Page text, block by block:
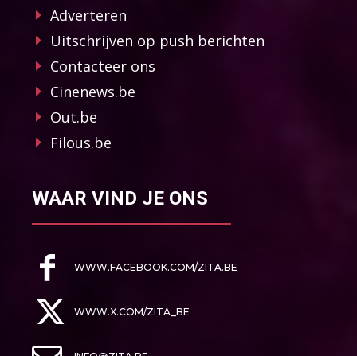
Adverteren
Uitschrijven op push berichten
Contacteer ons
Cinenews.be
Out.be
Filous.be
WAAR VIND JE ONS
WWW.FACEBOOK.COM/ZITA.BE
WWW.X.COM/ZITA_BE